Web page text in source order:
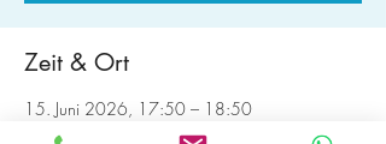
Zeit & Ort
15. Juni 2026, 17:50 – 18:50
BE YOU - Coaching, Ausbildungen, Retreat,